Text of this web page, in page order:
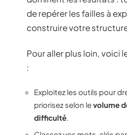
de repérer les failles à
construire votre
Pour aller plus loin, voici
:
Exploitez les outils pour
priorisez selon levolume
difficulté.